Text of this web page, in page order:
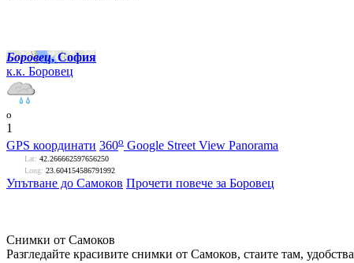
Боровец, София
к.к. Боровец
o
1
GPS координати 360o Google Street View Panorama
Lat: 42.266662597656250
Long: 23.604154586791992
Упътване до Самоков Прочети повече за Боровец
Снимки от Самоков
Разгледайте красивите снимки от Самоков, стаите там,